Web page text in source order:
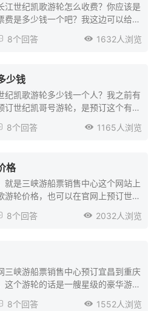
同类型的智能型客房，可以算得上是
，智能化最高的一个豪华游轮的。
江世纪凯歌游轮怎么收费？你应该是
是多少钱一个吧？我这边可以给你
的基础设施介绍，还有游船的一些房
果你们想考虑便宜一点的，可以看
会有具体的一个详细介绍的。
8个回答  1632人浏览
少钱
纪凯歌游轮多少钱一个人？我之前有
世纪凯哥号游轮，是预订这个有船
室一卫一阳台，当时选的楼层是在
你们习惯摆放的
8个回答  1165人浏览
格
就是三峡游船票销售中心这个网站上
轮价格，也可以在官网上预订世纪
个游轮的一些内容吧！我们之前出发
型选择还是比较多的，最便宜的的
左右，最贵的是总统套房在三万
求选择适合自己的邮轮房型。
8个回答  2032人浏览
三峡游船票销售中心预订宜昌到重庆
这个游轮的话是一艘星级的豪华游
8个回答  1552人浏览